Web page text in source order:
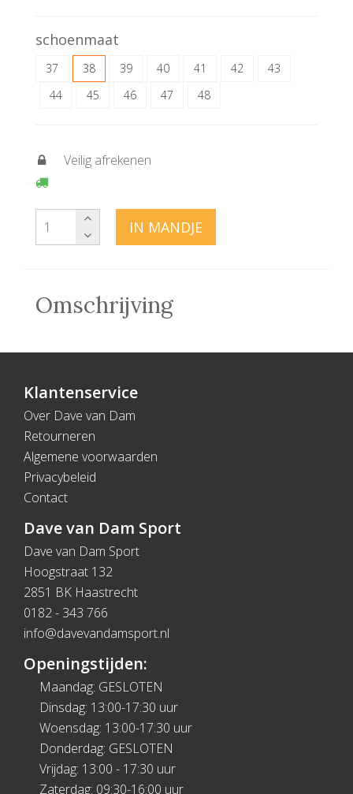
schoenmaat
37 38 39 40 41 42
43
44
45 46 47 48
Veilig afrekenen
IN MANDJE
Omschrijving
Klantenservice
Over Dave van Dam
Retourneren
Algemene voorwaarden
Privacybeleid
Contact
Dave van Dam Sport
Dave van Dam Sport
Hoogstraat 132
2851 BK Haastrecht
0182 - 343 766
info@davevandamsport.nl
Openingstijden:
Maandag: GESLOTEN
Dinsdag: 13:00-17:30 uur
Woensdag: 13:00-17:30 uur
Donderdag: GESLOTEN
Vrijdag: 13:00 - 17:30 uur
Zaterdag: 09:30-16:00 uur